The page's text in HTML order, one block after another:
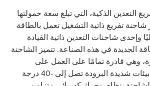
التعدين الذكية، التي تبلغ سعة حمولتها
أكبر شاحنة تفريغ ذاتية التشغيل تعمل بالطاقة
وإحدى شاحنات التعدين ذاتية القيادة
الجديدة في هذه الصناعة. تتميز الشاحنة
وهي قادرة تمامًا على العمل على
ارتفاعات عالية وفي بيئات شديدة البرودة تصل إلى -40 درجة